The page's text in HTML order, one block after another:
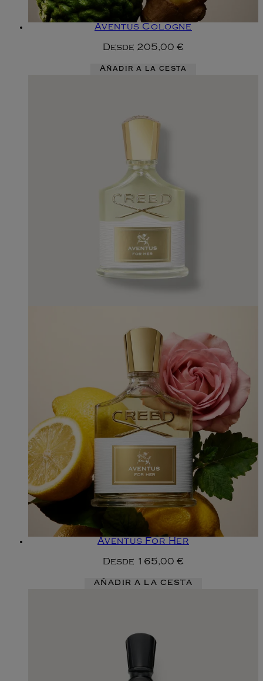
Aventus Cologne
Desde 205,00 €
Añadir a la cesta
Aventus For Her
Desde 165,00 €
AÑADIR A LA CESTA